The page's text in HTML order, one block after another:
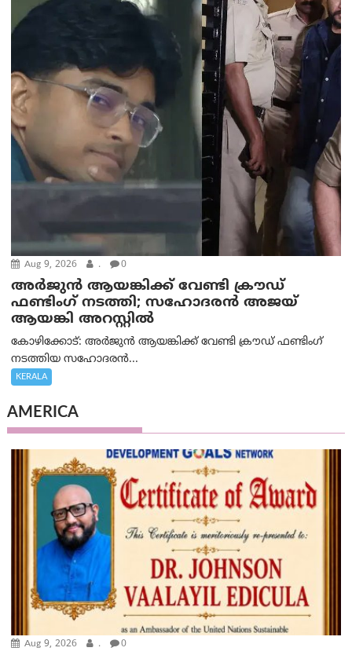
Aug 9, 2026 . 0
അർജുൻ ആയങ്കിക്ക് വേണ്ടി ക്രൗഡ്
ഫണ്ടിംഗ് നടത്തി; സഹോദരന്‍ അജയ്
ആയങ്കി അറസ്റ്റിൽ
കോഴിക്കോട്: അർജുൻ ആയങ്കിക്ക് വേണ്ടി ക്രൗഡ് ഫണ്ടിംഗ്
നടത്തിയ സഹോദരന്‍...
KERALA
AMERICA
Aug 9, 2026 . 0